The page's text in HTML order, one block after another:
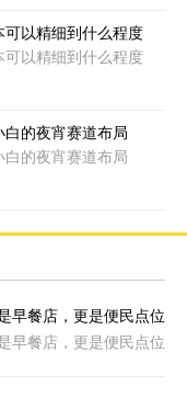
以精细到什么程度
以精细到什么程度
的夜宵赛道布局
的夜宵赛道布局
早餐店，更是便民点位
早餐店，更是便民点位